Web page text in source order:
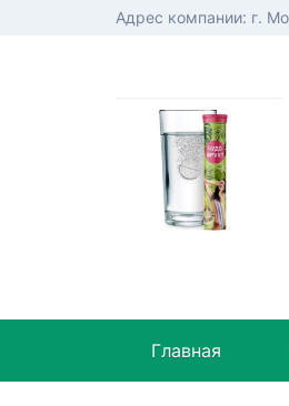
Адрес компании: г.
Главная